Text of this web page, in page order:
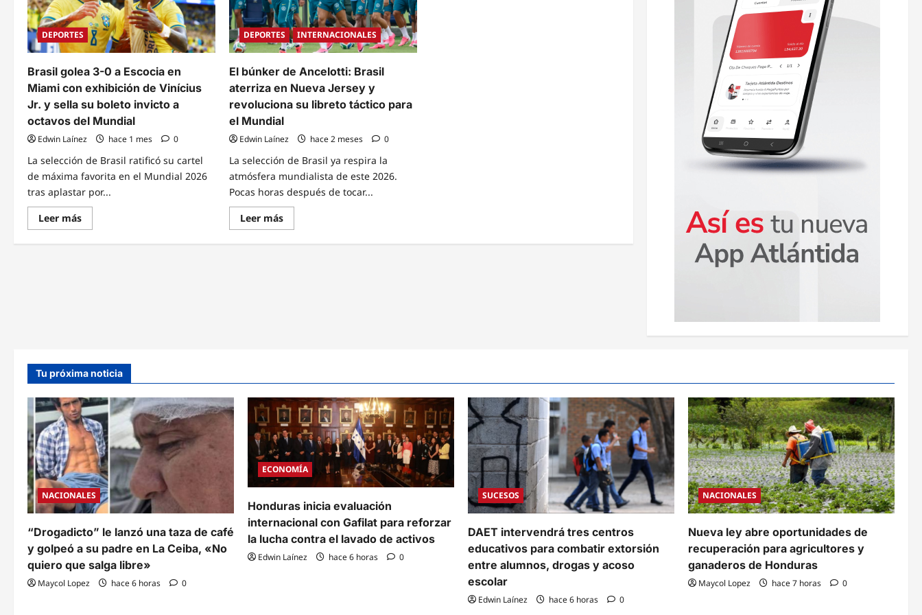
DEPORTES
Brasil golea 3-0 a Escocia en
Miami con exhibición de Vinícius
Jr. y sella su boleto invicto a
octavos del Mundial
Edwin Laínez hace 1 mes 0
La selección de Brasil ratificó su cartel
de máxima favorita en el Mundial 2026
tras aplastar por...
Leer másRead
more
Brasil
Jr.
y
sella
boleto
invicto
a
octavos
del
Mundial
DEPORTES INTERNACIONALES
El búnker de Ancelotti: Brasil
aterriza en Nueva Jersey y
revoluciona su libreto táctico para
el Mundial
Edwin Laínez hace 2 meses 0
La selección de Brasil ya respira la
atmósfera mundialista de este 2026.
Pocas horas después de tocar...
Leer másRead
more
El
para
Mundial
Tu próxima noticia
NACIONALES
“Drogadicto” le lanzó una taza de café
y golpeó a su padre en La Ceiba, «No
quiero que salga libre»
Maycol Lopez hace 6 horas 0
ECONOMÍA
Honduras inicia evaluación
internacional con Gafilat para reforzar
la lucha contra el lavado de activos
Edwin Laínez hace 6 horas 0
SUCESOS
DAET intervendrá tres centros
educativos para combatir extorsión
entre alumnos, drogas y acoso
escolar
Edwin Laínez hace 6 horas 0
NACIONALES
Nueva ley abre oportunidades de
recuperación para agricultores y
ganaderos de Honduras
Maycol Lopez hace 7 horas 0